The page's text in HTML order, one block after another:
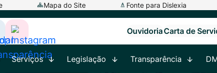
Mapa do Site Fonte para Dislexia
Acessar
a
Rede
OuvidoriaCarta de
Serviços Legislação Transparência